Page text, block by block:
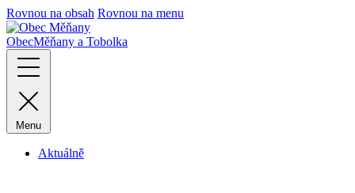
Rovnou na obsah Rovnou na menu
ObecMěňany a Tobolka
Menu
Aktuálně